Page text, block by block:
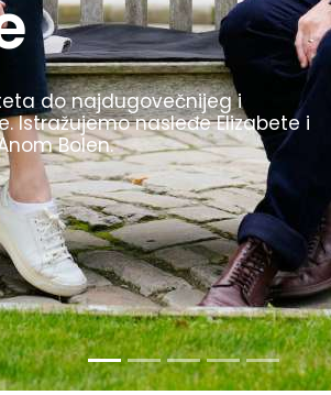
bile su inovativne, uvele su
najzanimljivije trenutke
za svoj režim.